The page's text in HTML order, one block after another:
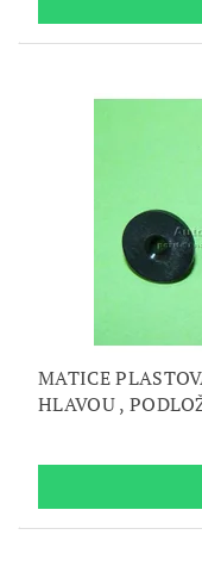
MATICE
HLAVOU ,